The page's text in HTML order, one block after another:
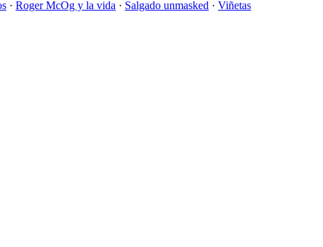
· Roger McOg y la vida · Salgado unmasked · Viñetas